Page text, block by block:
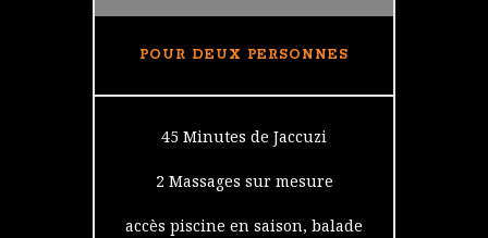
POUR DEUX PERSONNES
45 Minutes de Jaccuzi
2 Massages sur mesure
accès piscine en saison, balade